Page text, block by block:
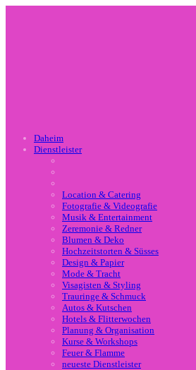
Daheim
Dienstleister
Location & Catering
Fotografie & Videografie
Musik & Entertainment
Zeremonie & Redner
Blumen & Deko
Hochzeitstorten & Süsses
Design & Papier
Mode & Tracht
Visagisten & Styling
Trauringe & Schmuck
Autos & Kutschen
Hotels & Flitterwochen
Planung & Organisation
Kurse & Workshops
Feuer & Flamme
neueste Dienstleister